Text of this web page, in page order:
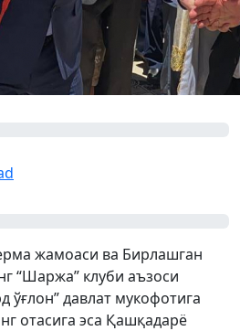
жамоаси ва Бирлашган
“Шаржа” клуби аъзоси
давлат мукофотига
отасига эса Қашқадарё